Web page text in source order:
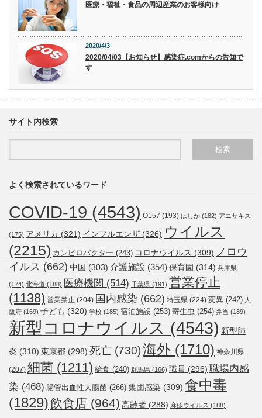
医療・福祉・食品の周辺産業のお客様向け
2020/4/3
2020/04/03【お知らせ】感染症.comからの告知で
す
サイト内検索
よく検索されているワード
COVID-19 (4543) O157 (193) はしか (182) アニサキス
(175) アメリカ (321) インフルエンザ (326) ウイルス
(2215) カンピロバクター (243) コロナウイルス (309) ノロウ
イルス (662) 中国 (303) 介護施設 (354) 保育園 (314) 兵庫県
(174) 北海道 (188) 医療機関 (514) 千葉県 (191) 営業停止
(1138) 営業禁止 (204) 国内感染 (662) 埼玉県 (224) 変異 (242) 大
阪府 (169) 子ども (320) 学校 (185) 宿泊施設 (253) 寄生虫 (254) 弁当 (189)
新型コロナウイルス (4543) 新型肺
炎 (310) 東京都 (298) 死亡 (730)海外 (1710) 神奈川県
(207) 細菌 (1211) 給食 (240) 群馬県 (166) 職員 (296) 職場内感
染 (468) 腸管出血性大腸菌 (266) 集団感染 (309) 食中毒
(1829)飲食店 (964) 高齢者 (288) 麻疹ウイルス (188)